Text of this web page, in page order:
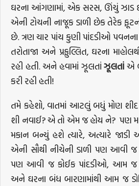
ઘરના આંગણામાં, એક સરસ, ઊંચું ઝાડ
એની ટોચની નાજૂક ડાળી છેક તેરેક
છે. ત્રણ ચાર પાંચ કુણી પાંદડીઓ
તરોતાજા અને પ્રફુલ્લિત, ઘરના
રહી હતી. અને હવામાં ઝૂલતાંઝૂલતાંએ
કરી રહી હતી!
તમે કહેશો, વાતમાં આટલું બધું મોણ
શી નવાઈ? એ તો એમ જ હોય ને? પણ
મકાન બન્યું હશે ત્યારે, અત્યારે
એની સૌથી નીચેની ડાળી પણ આવી
પણ આવી જ કોઈક પાંદડીઓ, આમ જ
અને ઘરના બંધ બારણામાંથી આમ જ